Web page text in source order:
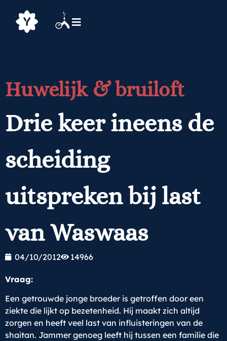
Huwelijk & bruiloft
Drie keer ineens de
scheiding
uitspreken bij last
van Waswaas
04/10/2012 14966
Vraag:
Een getrouwde jonge broeder is getroffen door een
ziekte die lijkt op bezetenheid. Hij maakt zich altijd
zorgen en heeft veel last van influisteringen van de
shaitan. Jammer genoeg leeft hij tussen een familie die